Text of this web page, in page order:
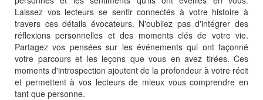
Laissez vos lecteurs se sentir connectés à votre histoire à
travers ces détails évocateurs. N'oubliez pas d'intégrer des
réflexions personnelles et des moments clés de votre vie.
Partagez vos pensées sur les événements qui ont façonné
votre parcours et les leçons que vous en avez tirées. Ces
moments d'introspection ajoutent de la profondeur à votre récit
et permettent à vos lecteurs de mieux vous comprendre en
tant que personne.